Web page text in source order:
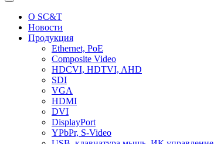
О SC&T
Новости
Продукция
Ethernet, PoE
Composite Video
HDCVI, HDTVI, AHD
SDI
VGA
HDMI
DVI
DisplayPort
YPbPr, S-Video